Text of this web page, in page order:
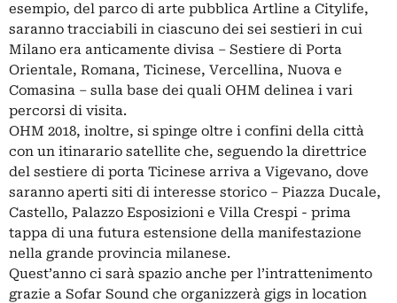
esempio, del parco di arte pubblica Artline a Citylife,
saranno tracciabili in ciascuno dei sei sestieri in cui
Milano era anticamente divisa – Sestiere di Porta
Orientale, Romana, Ticinese, Vercellina, Nuova e
Comasina – sulla base dei quali OHM delinea i vari
percorsi di visita.
OHM 2018, inoltre, si spinge oltre i confini della città
con un itinarario satellite che, seguendo la direttrice
del sestiere di porta Ticinese arriva a Vigevano, dove
saranno aperti siti di interesse storico – Piazza Ducale,
Castello, Palazzo Esposizioni e Villa Crespi - prima
tappa di una futura estensione della manifestazione
nella grande provincia milanese.
Quest’anno ci sarà spazio anche per l’intrattenimento
grazie a Sofar Sound che organizzerà gigs in location